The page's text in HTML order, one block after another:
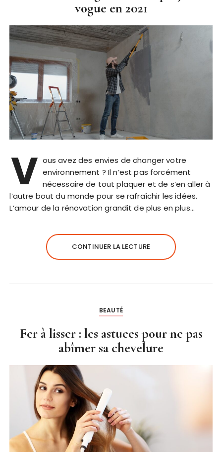
vogue en 2021
V ous avez des envies de changer votre
environnement ? Il n’est pas forcément
nécessaire de tout plaquer et de s’en aller à
l’autre bout du monde pour se rafraîchir les idées.
L’amour de la rénovation grandit de plus en plus…
CONTINUER LA LECTURE
BEAUTÉ
Fer à lisser : les astuces pour ne pas
abîmer sa chevelure